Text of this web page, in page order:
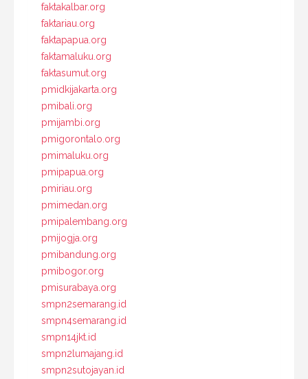
faktakalbar.org
faktariau.org
faktapapua.org
faktamaluku.org
faktasumut.org
pmidkijakarta.org
pmibali.org
pmijambi.org
pmigorontalo.org
pmimaluku.org
pmipapua.org
pmiriau.org
pmimedan.org
pmipalembang.org
pmijogja.org
pmibandung.org
pmibogor.org
pmisurabaya.org
smpn2semarang.id
smpn4semarang.id
smpn14jkt.id
smpn2lumajang.id
smpn2sutojayan.id